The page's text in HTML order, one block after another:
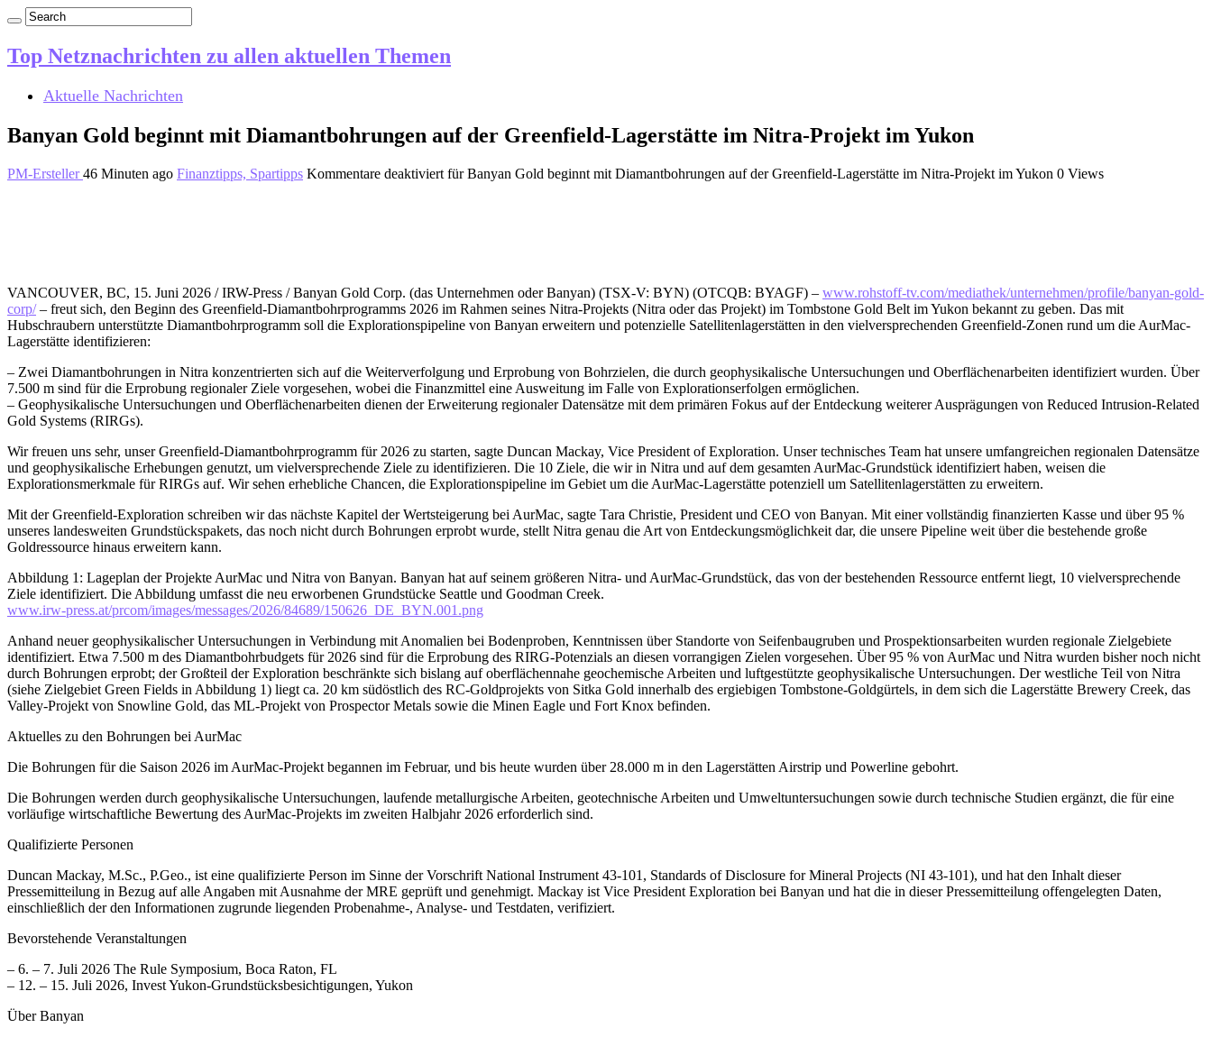
Top Netznachrichten zu allen aktuellen Themen
Aktuelle Nachrichten
Banyan Gold beginnt mit Diamantbohrungen auf der Greenfield-Lagerstätte im Nitra-Projekt im Yukon
PM-Ersteller46 Minuten ago Finanztipps, Spartipps Kommentare deaktiviert für Banyan Gold beginnt mit Diamantbohrungen auf der Greenfield-Lagerstätte im Nitra-Projekt im Yukon 0 Views
VANCOUVER, BC, 15. Juni 2026 / IRW-Press / Banyan Gold Corp. (das Unternehmen oder Banyan) (TSX-V: BYN) (OTCQB: BYAGF) – www.rohstoff-tv.com/mediathek/unternehmen/profile/banyan-gold-
corp/– freut sich, den Beginn des Greenfield-Diamantbohrprogramms 2026 im Rahmen seines Nitra-Projekts (Nitra oder das Projekt) im Tombstone Gold Belt im Yukon bekannt zu geben. Das mit
Hubschraubern unterstützte Diamantbohrprogramm soll die Explorationspipeline von Banyan erweitern und potenzielle Satellitenlagerstätten in den vielversprechenden Greenfield-Zonen rund um die AurMac-
Lagerstätte identifizieren:
– Zwei Diamantbohrungen in Nitra konzentrierten sich auf die Weiterverfolgung und Erprobung von Bohrzielen, die durch geophysikalische Untersuchungen und Oberflächenarbeiten identifiziert wurden. Über
7.500 m sind für die Erprobung regionaler Ziele vorgesehen, wobei die Finanzmittel eine Ausweitung im Falle von Explorationserfolgen ermöglichen.
– Geophysikalische Untersuchungen und Oberflächenarbeiten dienen der Erweiterung regionaler Datensätze mit dem primären Fokus auf der Entdeckung weiterer Ausprägungen von Reduced Intrusion-Related
Gold Systems (RIRGs).
Wir freuen uns sehr, unser Greenfield-Diamantbohrprogramm für 2026 zu starten, sagte Duncan Mackay, Vice President of Exploration. Unser technisches Team hat unsere umfangreichen regionalen Datensätze
und geophysikalische Erhebungen genutzt, um vielversprechende Ziele zu identifizieren. Die 10 Ziele, die wir in Nitra und auf dem gesamten AurMac-Grundstück identifiziert haben, weisen die
Explorationsmerkmale für RIRGs auf. Wir sehen erhebliche Chancen, die Explorationspipeline im Gebiet um die AurMac-Lagerstätte potenziell um Satellitenlagerstätten zu erweitern.
Mit der Greenfield-Exploration schreiben wir das nächste Kapitel der Wertsteigerung bei AurMac, sagte Tara Christie, President und CEO von Banyan. Mit einer vollständig finanzierten Kasse und über 95 %
unseres landesweiten Grundstückspakets, das noch nicht durch Bohrungen erprobt wurde, stellt Nitra genau die Art von Entdeckungsmöglichkeit dar, die unsere Pipeline weit über die bestehende große
Goldressource hinaus erweitern kann.
Abbildung 1: Lageplan der Projekte AurMac und Nitra von Banyan. Banyan hat auf seinem größeren Nitra- und AurMac-Grundstück, das von der bestehenden Ressource entfernt liegt, 10 vielversprechende
Ziele identifiziert. Die Abbildung umfasst die neu erworbenen Grundstücke Seattle und Goodman Creek.
www.irw-press.at/prcom/images/messages/2026/84689/150626_DE_BYN.001.png
Anhand neuer geophysikalischer Untersuchungen in Verbindung mit Anomalien bei Bodenproben, Kenntnissen über Standorte von Seifenbaugruben und Prospektionsarbeiten wurden regionale Zielgebiete
identifiziert. Etwa 7.500 m des Diamantbohrbudgets für 2026 sind für die Erprobung des RIRG-Potenzials an diesen vorrangigen Zielen vorgesehen. Über 95 % von AurMac und Nitra wurden bisher noch nicht
durch Bohrungen erprobt; der Großteil der Exploration beschränkte sich bislang auf oberflächennahe geochemische Arbeiten und luftgestützte geophysikalische Untersuchungen. Der westliche Teil von Nitra
(siehe Zielgebiet Green Fields in Abbildung 1) liegt ca. 20 km südöstlich des RC-Goldprojekts von Sitka Gold innerhalb des ergiebigen Tombstone-Goldgürtels, in dem sich die Lagerstätte Brewery Creek, das
Valley-Projekt von Snowline Gold, das ML-Projekt von Prospector Metals sowie die Minen Eagle und Fort Knox befinden.
Aktuelles zu den Bohrungen bei AurMac
Die Bohrungen für die Saison 2026 im AurMac-Projekt begannen im Februar, und bis heute wurden über 28.000 m in den Lagerstätten Airstrip und Powerline gebohrt.
Die Bohrungen werden durch geophysikalische Untersuchungen, laufende metallurgische Arbeiten, geotechnische Arbeiten und Umweltuntersuchungen sowie durch technische Studien ergänzt, die für eine
vorläufige wirtschaftliche Bewertung des AurMac-Projekts im zweiten Halbjahr 2026 erforderlich sind.
Qualifizierte Personen
Duncan Mackay, M.Sc., P.Geo., ist eine qualifizierte Person im Sinne der Vorschrift National Instrument 43-101, Standards of Disclosure for Mineral Projects (NI 43-101), und hat den Inhalt dieser
Pressemitteilung in Bezug auf alle Angaben mit Ausnahme der MRE geprüft und genehmigt. Mackay ist Vice President Exploration bei Banyan und hat die in dieser Pressemitteilung offengelegten Daten,
einschließlich der den Informationen zugrunde liegenden Probenahme-, Analyse- und Testdaten, verifiziert.
Bevorstehende Veranstaltungen
– 6. – 7. Juli 2026 The Rule Symposium, Boca Raton, FL
– 12. – 15. Juli 2026, Invest Yukon-Grundstücksbesichtigungen, Yukon
Über Banyan